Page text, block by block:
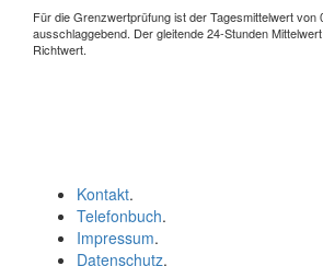
Für die Grenzwertprüfung ist der Tagesmittelwert von
ausschlaggebend. Der gleitende 24-Stunden
Richtwert.
Kontakt.
Telefonbuch.
Impressum.
Datenschutz.